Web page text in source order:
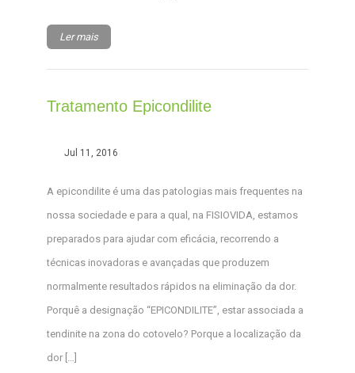
Ler mais
Tratamento Epicondilite
Jul 11, 2016
A epicondilite é uma das patologias mais frequentes na
nossa sociedade e para a qual, na FISIOVIDA, estamos
preparados para ajudar com eficácia, recorrendo a
técnicas inovadoras e avançadas que produzem
normalmente resultados rápidos na eliminação da dor.
Porquê a designação “EPICONDILITE”, estar associada a
tendinite na zona do cotovelo? Porque a localização da
dor […]